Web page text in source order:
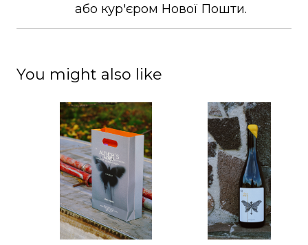
або кур'єром Нової Пошти.
You might also like